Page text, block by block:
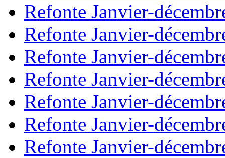
Refonte Janvier-
Refonte Janvier-
Refonte Janvier-
Refonte Janvier-
Refonte Janvier-
Refonte Janvier-
Refonte Janvier-